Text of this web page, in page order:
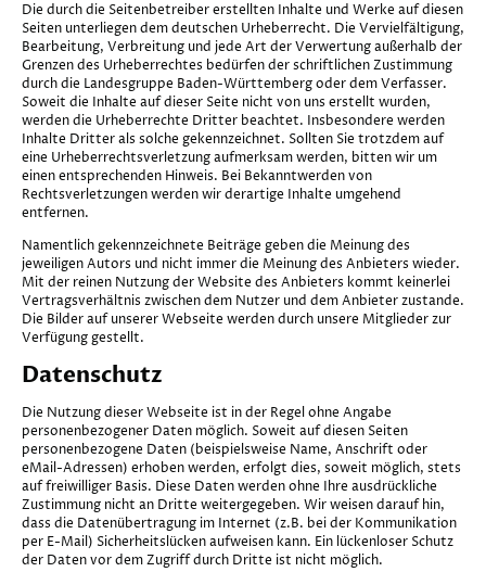
Die durch die Seitenbetreiber erstellten Inhalte und Werke auf diesen
Seiten unterliegen dem deutschen Urheberrecht. Die Vervielfältigung,
Bearbeitung, Verbreitung und jede Art der Verwertung außerhalb der
Grenzen des Urheberrechtes bedürfen der schriftlichen Zustimmung
durch die Landesgruppe Baden-Württemberg oder dem Verfasser.
Soweit die Inhalte auf dieser Seite nicht von uns erstellt wurden,
werden die Urheberrechte Dritter beachtet. Insbesondere werden
Inhalte Dritter als solche gekennzeichnet. Sollten Sie trotzdem auf
eine Urheberrechtsverletzung aufmerksam werden, bitten wir um
einen entsprechenden Hinweis. Bei Bekanntwerden von
Rechtsverletzungen werden wir derartige Inhalte umgehend
entfernen.
Namentlich gekennzeichnete Beiträge geben die Meinung des
jeweiligen Autors und nicht immer die Meinung des Anbieters wieder.
Mit der reinen Nutzung der Website des Anbieters kommt keinerlei
Vertragsverhältnis zwischen dem Nutzer und dem Anbieter zustande.
Die Bilder auf unserer Webseite werden durch unsere Mitglieder zur
Verfügung gestellt.
Datenschutz
Die Nutzung dieser Webseite ist in der Regel ohne Angabe
personenbezogener Daten möglich. Soweit auf diesen Seiten
personenbezogene Daten (beispielsweise Name, Anschrift oder
eMail-Adressen) erhoben werden, erfolgt dies, soweit möglich, stets
auf freiwilliger Basis. Diese Daten werden ohne Ihre ausdrückliche
Zustimmung nicht an Dritte weitergegeben. Wir weisen darauf hin,
dass die Datenübertragung im Internet (z.B. bei der Kommunikation
per E-Mail) Sicherheitslücken aufweisen kann. Ein lückenloser Schutz
der Daten vor dem Zugriff durch Dritte ist nicht möglich.